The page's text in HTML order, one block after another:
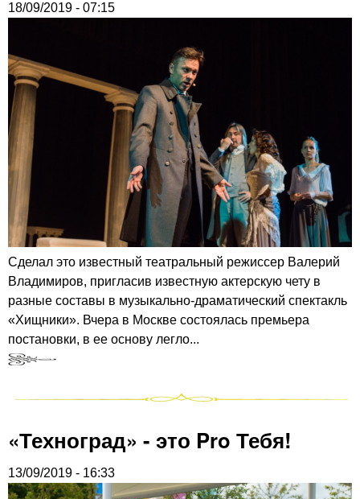
18/09/2019 - 07:15
Сделал это известный театральный режиссер Валерий
Владимиров, пригласив известную актерскую чету в
разные составы в музыкально-драматический спектакль
«Хищники». Вчера в Москве состоялась премьера
постановки, в ее основу легло...
«Техноград» - это Pro Тебя!
13/09/2019 - 16:33